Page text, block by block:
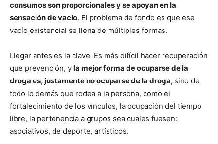
consumos son proporcionales y se apoyan en la
sensación de vacío. El problema de fondo es que ese
vacío existencial se llena de múltiples formas.
Llegar antes es la clave. Es más difícil hacer recuperación
que prevención, y la mejor forma de ocuparse de la
droga es, justamente no ocuparse de la droga, sino de
todo lo demás que rodea a la persona, como el
fortalecimiento de los vínculos, la ocupación del tiempo
libre, la pertenencia a grupos sea cuales fuesen:
asociativos, de deporte, artísticos.